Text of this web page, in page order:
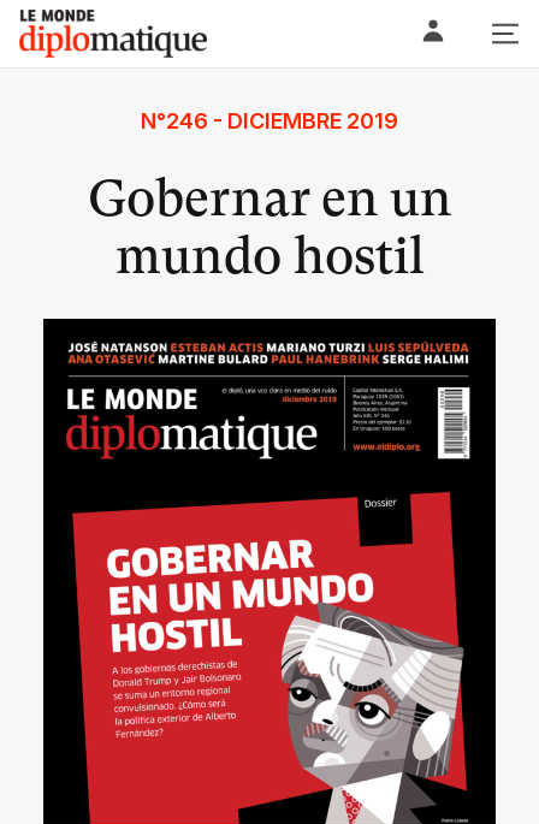
Skip
content
Le monde diplomatique
N°246 - DICIEMBRE 2019
Gobernar en un
mundo hostil